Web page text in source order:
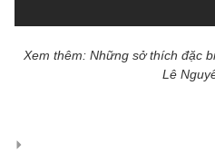
Xem thêm: Những sở thích đặc
Lê